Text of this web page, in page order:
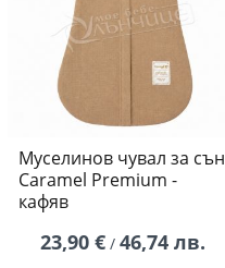
Муселинов чувал за сън
Caramel Premium -
кафяв
23,90 € /46,74 лв.